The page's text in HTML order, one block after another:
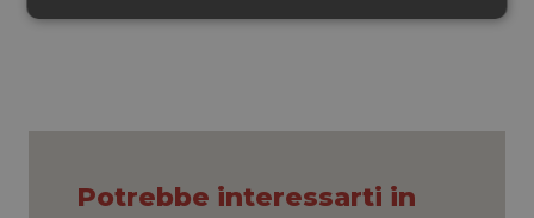
Potrebbe interessarti in
Necessari Statistici Marketing
Necessari Statistici Marketing